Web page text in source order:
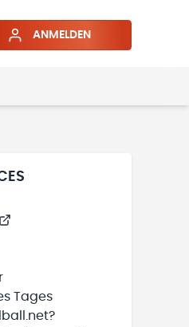
ANMELDEN
Tages